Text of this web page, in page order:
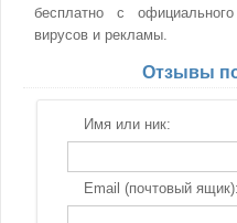
бесплатно с
вирусов и рекламы.
Отзывы
Имя или ник:
Email (почтовый ящик):